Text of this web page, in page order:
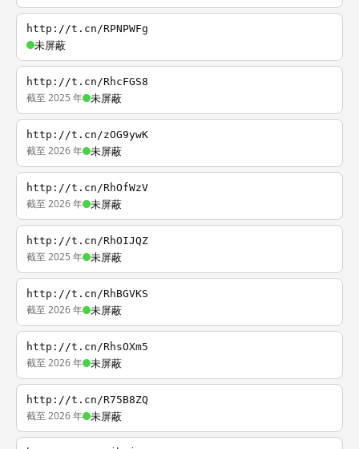
http://t.cn/RPNPWFg
未屏蔽
http://t.cn/RhcFGS8
截至 2025 年 未屏蔽
http://t.cn/zOG9ywK
截至 2026 年 未屏蔽
http://t.cn/RhOfWzV
截至 2026 年 未屏蔽
http://t.cn/RhOIJQZ
截至 2025 年 未屏蔽
http://t.cn/RhBGVKS
截至 2026 年 未屏蔽
http://t.cn/RhsOXm5
截至 2026 年 未屏蔽
http://t.cn/R75B8ZQ
截至 2026 年 未屏蔽